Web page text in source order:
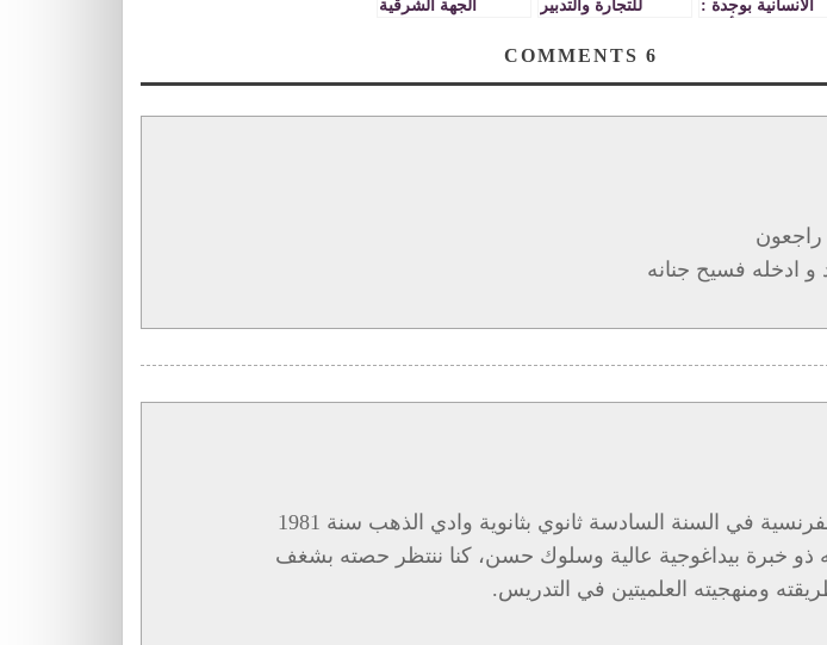
الانسانية بوجدة :
للتجارة والتدبير
شمعتها
الجهة الشرقية
6
راجعون
و ادخله فسيح جنانه
درسني اللغة الفرنسية في السنة السادسة ثانوي بثانوية وادي الذهب سنة 1981
ذو خبرة بيداغوجية عالية وسلوك حسن، كنا ننتظر حصته بشغف
ومنهجيته العلميتين في التدريس.